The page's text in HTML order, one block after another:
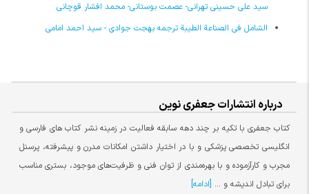
سید علی حسینی تهرانی- عصمت بوستانی- محمد افشار قوچانی
الشامل فی الصناعة الطیبة ترجمه بهجت جوادی - سید احمد امامی
درباره انتشارات جعفری نوین
کتاب جعفری با تکیه بر چند دهه سابقه فعالیت در زمینه نشر کتاب های فارسی و
انگلیسی تخصصی پزشکی و با در اختیار داشتن امکانات مدرن و پیشرفته، پرسنل
مجرب و کارآزموده و با بهره‌مندی از توان فنی و ظرفیت‌های موجود، بستری مناسب
برای تبادل اندیشه و ... [ادامه]